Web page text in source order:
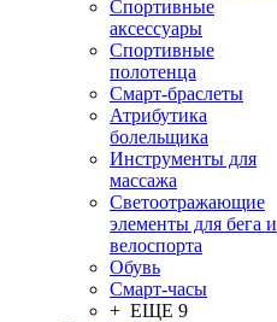
Спортивные
аксессуары
Спортивные
полотенца
Смарт-браслеты
Атрибутика
болельщика
Инструменты для
массажа
Светоотражающие
элементы для бега и
велоспорта
Обувь
Смарт-часы
+ ЕЩЕ 9